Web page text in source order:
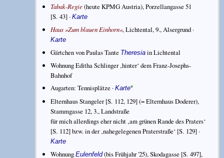
Tabak-Regie(heute KPMG Austria), Porzellangasse 51
[S. 43] ·Karte
Haus »Zum blauen Einhorn«, Lichtental, 9., Alsergrund ·
Karte
Gärtchen von Paulas Tante Theresia in Lichtental
Wohnung Editha Schlinger ‚hinter‘ dem Franz-Josephs-
Bahnhof
Augarten: Tennisplätze ·Karte*
Elternhaus Stangeler [S. 112, 129] (= Elternhaus Doderer),
Stammgasse 12, 3., Landstraße
für mich allerdings eher nicht ‚am grünen Rande des Praters‘
[S. 112] bzw. in der ‚nahegelegenen Praterstraße‘ [S. 129] ·
Karte
WohnungEulenfeld(bis Frühjahr '25), Skodagasse [S. 497],